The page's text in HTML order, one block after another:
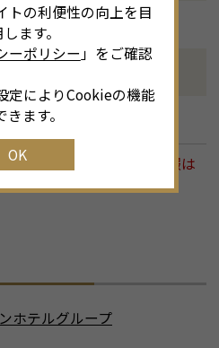
があります。最新の情報は
確認ください。
ホテルグループ
トの利便性の向上を目
ます。
ーポリシー 」をご確認
定によりCookieの機能
ます。
OK